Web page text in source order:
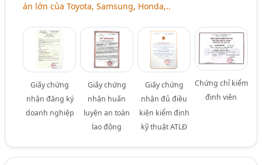
án lớn của Toyota, Samsung, Honda,..
Giấy chứng
nhận đăng ký
doanh nghiệp
Giấy chứng
nhận huấn
luyện an toàn
lao động
Giấy chứng
nhận đủ điều
kiện kiểm định
kỹ thuật ATLĐ
Chứng chỉ kiểm
định viên